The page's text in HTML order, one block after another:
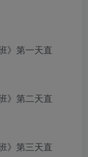
》第一天直
》第二天直
》第三天直